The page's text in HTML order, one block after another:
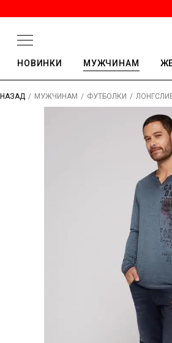
НОВИНКИ МУЖЧИНАМ
НАЗАД / МУЖЧИНАМ / ФУТБОЛКИ / ЛОНГСЛИВ